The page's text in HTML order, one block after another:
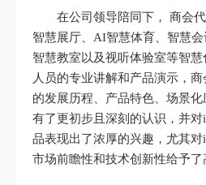
在公司领导陪同下， 商会
智慧展厅、AI智慧体育、智慧会
智慧教室以及视听体验室等智
人员的专业讲解和产品演示，
的发展历程、产品特色、场景
有了更初步且深刻的认识，并
品表现出了浓厚的兴趣，尤其
市场前瞻性和技术创新性给予了